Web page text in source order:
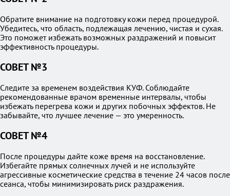
Обратите внимание на подготовку кожи перед процедурой.
Убедитесь, что область, подлежащая лечению, чистая и сухая.
Это поможет избежать возможных раздражений и повысит
эффективность процедуры.
СОВЕТ №3
Следите за временем воздействия КУФ. Соблюдайте
рекомендованные врачом временные интервалы, чтобы
избежать перегрева кожи и других побочных эффектов. Не
забывайте, что лучшее лечение — это умеренность.
СОВЕТ №4
После процедуры дайте коже время на восстановление.
Избегайте прямых солнечных лучей и не используйте
агрессивные косметические средства в течение 24 часов после
сеанса, чтобы минимизировать риск раздражения.